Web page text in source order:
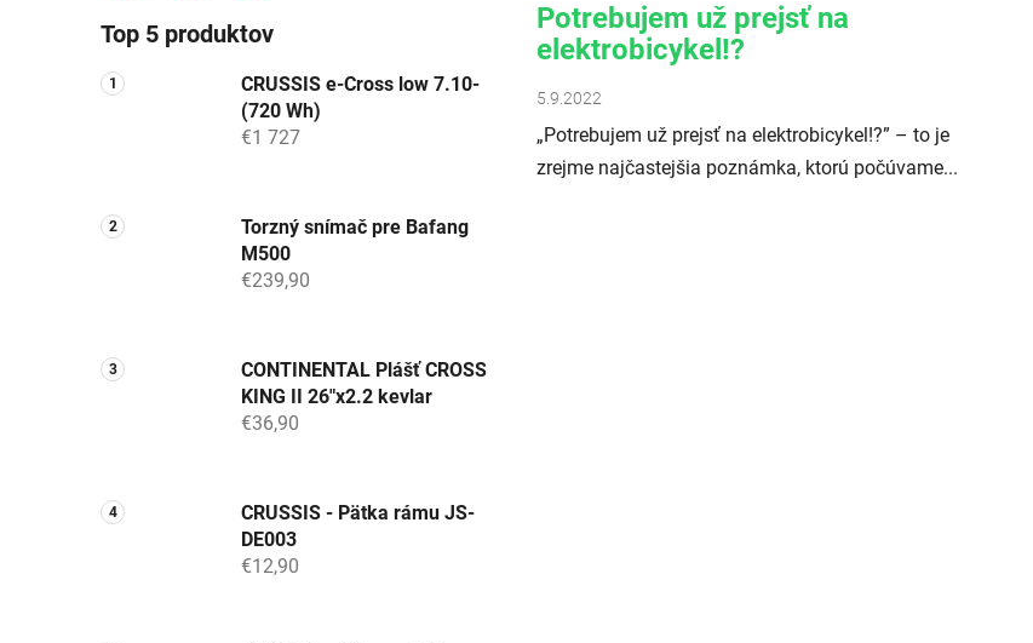
Top 5 produktov
CRUSSIS e-Cross low 7.10-
(720 Wh)
€1 727
Torzný snímač pre Bafang
M500
€239,90
CONTINENTAL Plášť CROSS
KING II 26"x2.2 kevlar
€36,90
CRUSSIS - Pätka rámu JS-
DE003
€12,90
Potrebujem už prejsť na
elektrobicykel!?
5.9.2022
„Potrebujem už prejsť na elektrobicykel!?” – to je
zrejme najčastejšia poznámka, ktorú počúvame...